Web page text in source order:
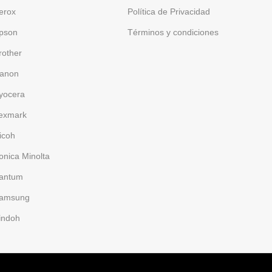
Minolta
Política de Privacidad
Términos y condiciones